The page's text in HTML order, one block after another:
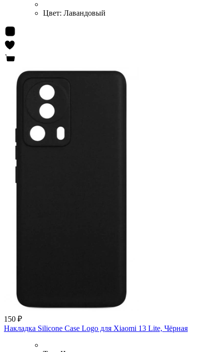
Цвет: Лавандовый
150 ₽
Накладка Silicone Case Logo для Xiaomi 13 Lite, Чёрная